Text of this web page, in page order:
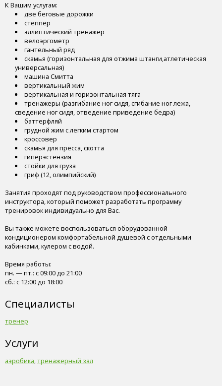
К Вашим услугам:
две беговые дорожки
степпер
эллиптический тренажер
велоэргометр
гантельный ряд
скамья (горизонтальная для отжима штанги,атлетическая
универсальная)
машина Смитта
вертикальный жим
вертикальная и горизонтальная тяга
тренажеры (разгибание ног сидя, сгибание ног лежа,
сведение ног сидя, отведение приведение бедра)
баттерфляй
грудной жим с легким стартом
кроссовер
скамья для пресса, скотта
гиперэстензия
стойки для груза
гриф (12, олимпийский)
Занятия проходят под руководством профессионального
инструктора, который поможет разработать программу
тренировок индивидуально для Вас.
Вы также можете воспользоваться оборудованной
кондиционером комфортабельной душевой с отдельными
кабинками, кулером с водой.
Время работы:
пн. — пт.: с 09:00 до 21:00
сб.: с 12:00 до 18:00
Специалисты
тренер
Услуги
аэробика тренажерный зал